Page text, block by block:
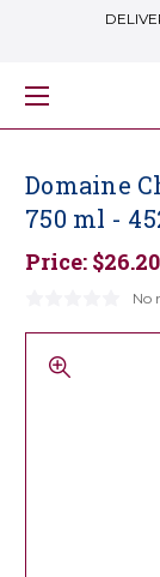
Domaine
750 ml -
Price: $26.20
No